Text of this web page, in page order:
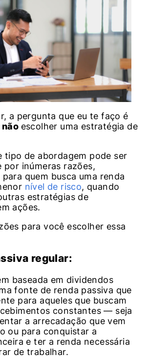
a pergunta que eu te faço é
não escolher uma estratégia de
tipo de abordagem pode ser
por inúmeras razões,
quem busca uma renda
nível de risco, quando
estratégias de
ações.
para você escolher essa
regular:
baseada em dividendos
fonte de renda passiva que
para aqueles que buscam
constantes — seja
a arrecadação que vem
ou para conquistar a
e ter a renda necessária
de trabalhar.